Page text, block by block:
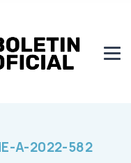
A-2022-582